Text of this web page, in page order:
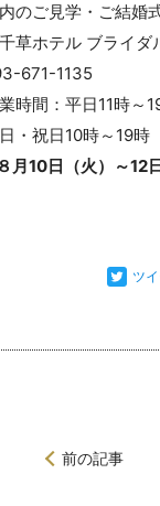
のご見学・ご結婚
草ホテル ブライダ
671-1135
時間：平日11時～
・祝日10時～19時
月10日（火）～12
ツ
前の記事